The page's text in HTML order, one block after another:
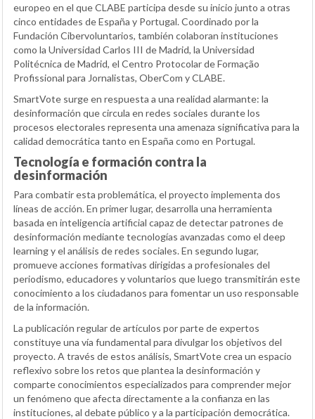
europeo en el que CLABE participa desde su inicio junto a otras
cinco entidades de España y Portugal. Coordinado por la
Fundación Cibervoluntarios, también colaboran instituciones
como la Universidad Carlos III de Madrid, la Universidad
Politécnica de Madrid, el Centro Protocolar de Formação
Profissional para Jornalistas, OberCom y CLABE.
SmartVote surge en respuesta a una realidad alarmante: la
desinformación que circula en redes sociales durante los
procesos electorales representa una amenaza significativa para la
calidad democrática tanto en España como en Portugal.
Tecnología e formación contra la
desinformación
Para combatir esta problemática, el proyecto implementa dos
líneas de acción. En primer lugar, desarrolla una herramienta
basada en inteligencia artificial capaz de detectar patrones de
desinformación mediante tecnologías avanzadas como el deep
learning y el análisis de redes sociales. En segundo lugar,
promueve acciones formativas dirigidas a profesionales del
periodismo, educadores y voluntarios que luego transmitirán este
conocimiento a los ciudadanos para fomentar un uso responsable
de la información.
La publicación regular de artículos por parte de expertos
constituye una vía fundamental para divulgar los objetivos del
proyecto. A través de estos análisis, SmartVote crea un espacio
reflexivo sobre los retos que plantea la desinformación y
comparte conocimientos especializados para comprender mejor
un fenómeno que afecta directamente a la confianza en las
instituciones, al debate público y a la participación democrática.